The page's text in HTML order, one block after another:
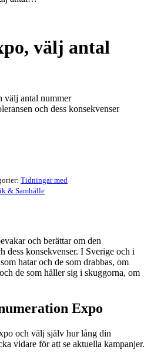
välj antal
välj antal nummer
och dess konsekvenser
Tidningar med
& Samhälle
och berättar om den
dess konsekvenser. I Sverige och i
hatar och de som drabbas, om
de som håller sig i skuggorna, om
Expo
och välj själv hur lång din
vidare för att se aktuella kampanjer.